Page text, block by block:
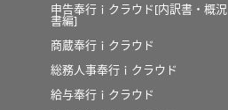
申告奉行ｉクラウド[内訳書・概況
書編]
商蔵奉行ｉクラウド
総務人事奉行ｉクラウド
給与奉行ｉクラウド